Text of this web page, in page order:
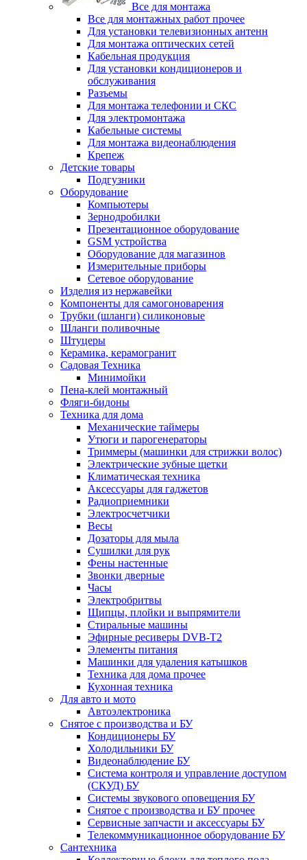
Все для монтажа
Все для монтажных работ прочее
Для установки телевизионных антенн
Для монтажа оптических сетей
Кабельная продукция
Для установки кондиционеров и
обслуживания
Разъемы
Для монтажа телефонии и СКС
Для электромонтажа
Кабельные системы
Для монтажа видеонаблюдения
Крепеж
Детские товары
Подгузники
Оборудование
Компьютеры
Зернодробилки
Презентационное оборудование
GSM устройства
Оборудование для магазинов
Измерительные приборы
Сетевое оборудование
Изделия из нержавейки
Компоненты для самогоноварения
Трубки (шланги) силиконовые
Шланги поливочные
Штуцеры
Керамика, керамогранит
Садовая Техника
Минимойки
Пена-клей монтажный
Фляги-бидоны
Техника для дома
Механические таймеры
Утюги и парогенераторы
Триммеры (машинки для стрижки волос)
Электрические зубные щетки
Климатическая техника
Аксессуары для гаджетов
Радиоприемники
Электросчетчики
Весы
Дозаторы для мыла
Сушилки для рук
Фены настенные
Звонки дверные
Часы
Электробритвы
Щипцы, плойки и выпрямители
Стиральные машины
Эфирные ресиверы DVB-T2
Элементы питания
Машинки для удаления катышков
Техника для дома прочее
Кухонная техника
Для авто и мото
Автоэлектроника
Снятое с производства и БУ
Кондиционеры БУ
Холодильники БУ
Видеонаблюдение БУ
Система контроля и управление доступом
(СКУД) БУ
Системы звукового оповещения БУ
Снятое с производства и БУ прочее
Сервисные запчасти и аксессуары БУ
Телекоммуникационное оборудование БУ
Сантехника